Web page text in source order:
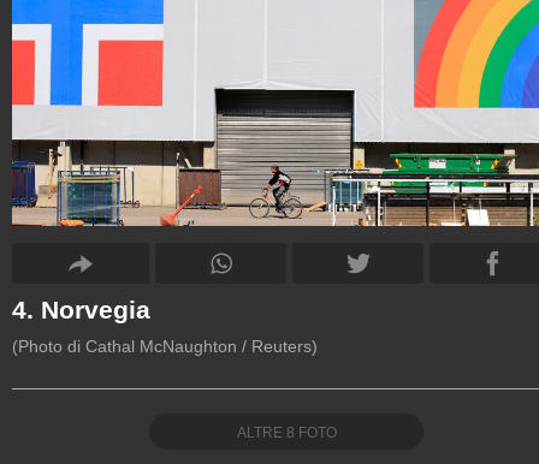
4. Norvegia
(Photo di Cathal McNaughton / Reuters)
ALTRE 8 FOTO